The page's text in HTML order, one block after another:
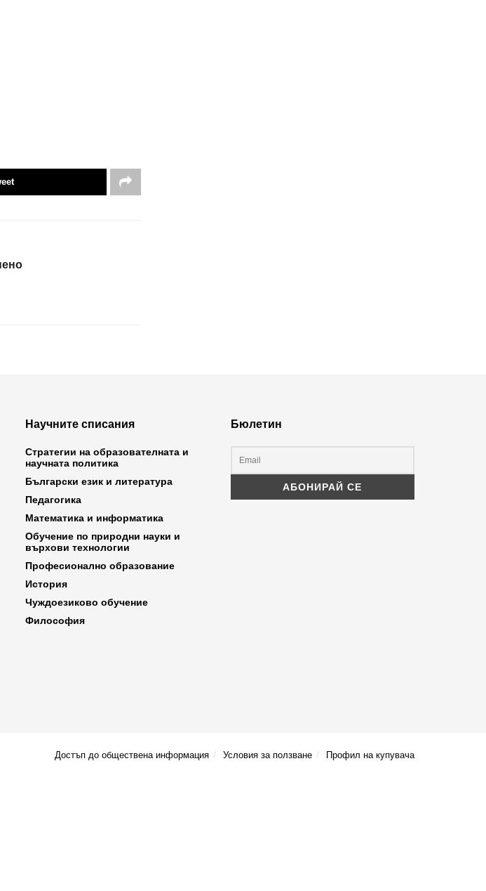
Научните списания
Стратегии на образователната и
научната политика
Български език и литература
Педагогика
Математика и информатика
Обучение по природни науки и
върхови технологии
Професионално образование
История
Чуждоезиково обучение
Философия
Бюлетин
Достъп до обществена информация Условия за ползване Профил на купувача